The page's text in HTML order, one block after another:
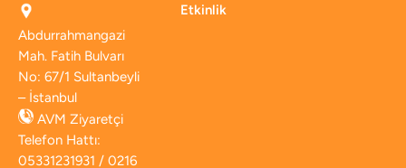
Abdurrahmangazi
Mah. Fatih Bulvarı
No: 67/1 Sultanbeyli
– İstanbul
AVM Ziyaretçi
Telefon Hattı:
05331231931 / 0216
Etkinlik